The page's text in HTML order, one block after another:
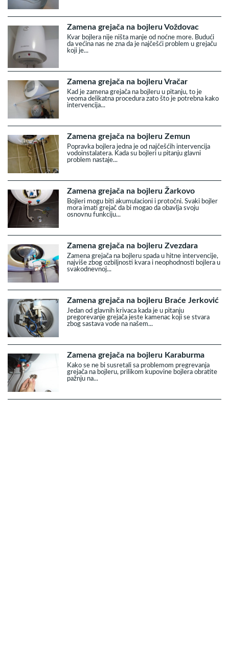
Zamena grejača na bojleru Voždovac
Kvar bojlera nije ništa manje od noćne more. Budući
da većina nas ne zna da je najčešći problem u grejaču
koji je...
Zamena grejača na bojleru Vračar
Kad je zamena grejača na bojleru u pitanju, to je
veoma delikatna procedura zato što je potrebna kako
intervencija...
Zamena grejača na bojleru Zemun
Popravka bojlera jedna je od najčešćih intervencija
vodoinstalatera. Kada su bojleri u pitanju glavni
problem nastaje...
Zamena grejača na bojleru Žarkovo
Bojleri mogu biti akumulacioni i protočni. Svaki bojler
mora imati grejač da bi mogao da obavlja svoju
osnovnu funkciju...
Zamena grejača na bojleru Zvezdara
Zamena grejača na bojleru spada u hitne intervencije,
najviše zbog ozbiljnosti kvara i neophodnosti bojlera u
svakodnevnoj...
Zamena grejača na bojleru Braće Jerković
Jedan od glavnih krivaca kada je u pitanju
pregorevanje grejača jeste kamenac koji se stvara
zbog sastava vode na našem...
Zamena grejača na bojleru Karaburma
Kako se ne bi susretali sa problemom pregrevanja
grejača na bojleru, prilikom kupovine bojlera obratite
pažnju na...